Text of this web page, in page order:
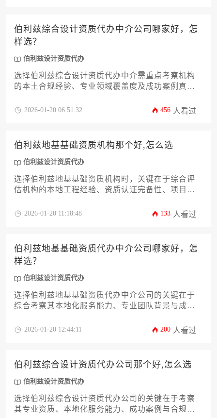
伯利兹综合设计资质代办中介公司哪家好，怎
样选？
伯利兹设计资质代办
选择伯利兹综合设计资质代办中介需重点考察机构
的本土合规经验、专业领域覆盖度及成功案例真实
节与后续支持能力，避免单纯以价格作为决策依
2026-01-20 06:51:32 456 人看过
伯利兹地基基础资质机构那个好,怎么选
伯利兹设计资质代办
选择伯利兹地基基础资质机构时，关键在于综合评
估机构的本地工程经验、资质认证完备性、项目案
往项目、比对不同机构的服务响应效率，并重点考
选。
2026-01-20 11:18:48 133 人看过
伯利兹地基基础资质代办中介公司哪家好，怎
样选？
伯利兹设计资质代办
选择伯利兹地基基础资质代办中介公司的关键在于
综合考察其本地化服务能力、专业团队背景与成功
熟悉程度。建议通过比对机构资源整合能力、合同
2026-01-20 12:44:11 200 人看过
伯利兹综合设计资质代办公司那个好,怎么选
伯利兹设计资质代办
选择伯利兹综合设计资质代办公司的关键在于考察
其专业资质、本地化服务能力、成功案例与合规